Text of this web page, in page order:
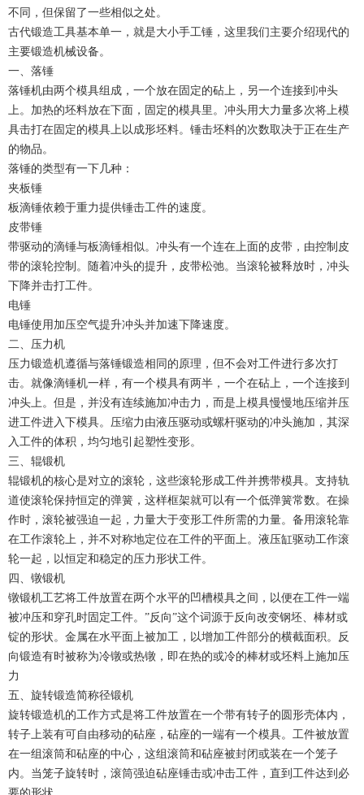
不同，但保留了一些相似之处。
古代锻造工具基本单一，就是大小手工锤，这里我们主要介绍现代的
主要锻造机械设备。
一、落锤
落锤机由两个模具组成，一个放在固定的砧上，另一个连接到冲头
上。加热的坯料放在下面，固定的模具里。冲头用大力量多次将上模
具击打在固定的模具上以成形坯料。锤击坯料的次数取决于正在生产
的物品。
落锤的类型有一下几种：
夹板锤
板滴锤依赖于重力提供锤击工件的速度。
皮带锤
带驱动的滴锤与板滴锤相似。冲头有一个连在上面的皮带，由控制皮
带的滚轮控制。随着冲头的提升，皮带松弛。当滚轮被释放时，冲头
下降并击打工件。
电锤
电锤使用加压空气提升冲头并加速下降速度。
二、压力机
压力锻造机遵循与落锤锻造相同的原理，但不会对工件进行多次打
击。就像滴锤机一样，有一个模具有两半，一个在砧上，一个连接到
冲头上。但是，并没有连续施加冲击力，而是上模具慢慢地压缩并压
进工件进入下模具。压缩力由液压驱动或螺杆驱动的冲头施加，其深
入工件的体积，均匀地引起塑性变形。
三、辊锻机
辊锻机的核心是对立的滚轮，这些滚轮形成工件并携带模具。支持轨
道使滚轮保持恒定的弹簧，这样框架就可以有一个低弹簧常数。在操
作时，滚轮被强迫一起，力量大于变形工件所需的力量。备用滚轮靠
在工作滚轮上，并不对称地定位在工件的平面上。液压缸驱动工作滚
轮一起，以恒定和稳定的压力形状工件。
四、镦锻机
镦锻机工艺将工件放置在两个水平的凹槽模具之间，以便在工件一端
被冲压和穿孔时固定工件。”反向”这个词源于反向改变钢坯、棒材或
锭的形状。金属在水平面上被加工，以增加工件部分的横截面积。反
向锻造有时被称为冷镦或热镦，即在热的或冷的棒材或坯料上施加压
力
五、旋转锻造简称径锻机
旋转锻造机的工作方式是将工件放置在一个带有转子的圆形壳体内，
转子上装有可自由移动的砧座，砧座的一端有一个模具。工件被放置
在一组滚筒和砧座的中心，这组滚筒和砧座被封闭或装在一个笼子
内。当笼子旋转时，滚筒强迫砧座锤击或冲击工件，直到工件达到必